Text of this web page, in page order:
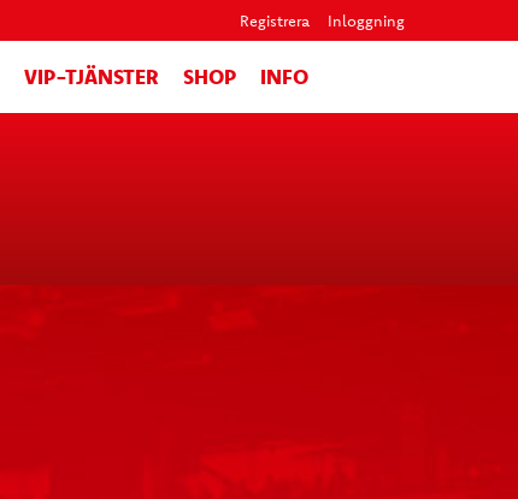
Registrera Inloggning
VIP-TJÄNSTER SHOP INFO